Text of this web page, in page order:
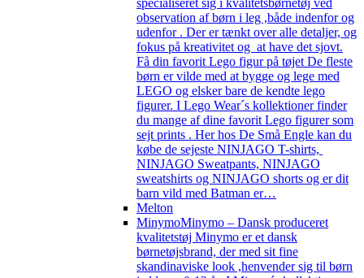
observation af børn i leg ,både indenfor og
udenfor . Der er tænkt over alle detaljer, og
fokus på kreativitet og at have det sjovt.
Få din favorit Lego figur på tøjet De fleste
børn er vilde med at bygge og lege med
LEGO og elsker bare de kendte lego
figurer. I Lego Wear´s kollektioner finder
du mange af dine favorit Lego figurer som
sejt prints . Her hos De Små Engle kan du
købe de sejeste NINJAGO T-shirts,
NINJAGO Sweatpants, NINJAGO
sweatshirts og NINJAGO shorts og er dit
barn vild med Batman er…
Melton
MinymoMinymo – Dansk produceret
kvalitetstøj Minymo er et dansk
børnetøjsbrand, der med sit fine
skandinaviske look ,henvender sig til børn